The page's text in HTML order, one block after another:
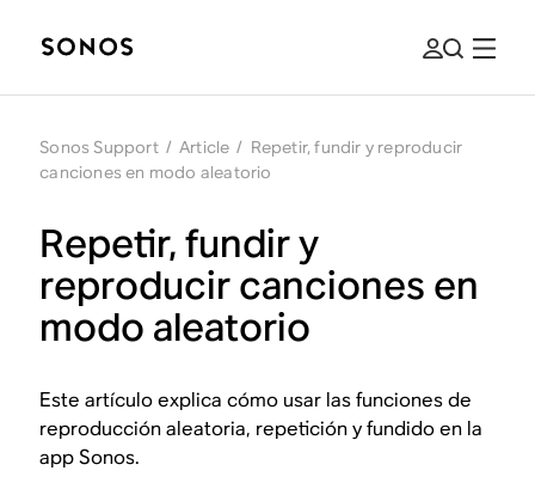
Sonos Support / Article / Repetir, fundir y reproducir
canciones en modo aleatorio
Repetir, fundir y
reproducir canciones en
modo aleatorio
Este artículo explica cómo usar las funciones de
reproducción aleatoria, repetición y fundido en la
app Sonos.